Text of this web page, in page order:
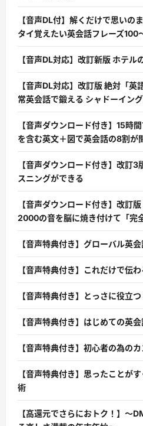
【音声DL付】解くだけで思いの
タイ覚えたい英会話フレーズ100
【音声DL対応】改訂新版 ホテル
【音声DL対応】改訂版 絶対「
常英会話で鍛える シャドーイン
【音声ダウンロード付き】15時
を含む英文＋図で英会話の8割が
【音声ダウンロード付き】改訂
スニングができる
【音声ダウンロード付き】改訂
2000の音を脳に焼き付けて「完
【音声特典付き】グローバル英
【音声特典付き】これだけで伝
【音声特典付き】とっさに役立
【音声特典付き】はじめての英
【音声特典付き】初心者の為の
【音声特典付き】思ったことが
術
【高還元でさらにおトク！】〜